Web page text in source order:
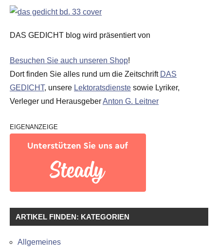
DAS GEDICHT blog wird präsentiert von
Besuchen Sie auch unseren Shop!
Dort finden Sie alles rund um die Zeitschrift DAS
GEDICHT, unsere Lektoratsdienste sowie Lyriker,
Verleger und HerausgeberAnton G. Leitner
EIGENANZEIGE
ARTIKEL FINDEN: KATEGORIEN
Allgemeines